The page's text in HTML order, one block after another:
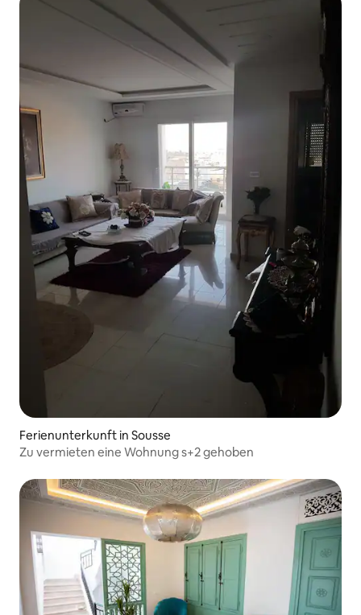
Ferienunterkunft in Sousse
Zu vermieten eine Wohnung s+2 gehoben